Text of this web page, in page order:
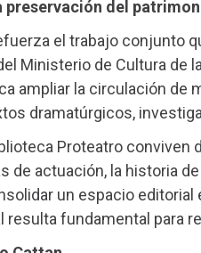
del
el trabajo conjunto
Ministerio de Cultura de
ampliar la circulación de
dramatúrgicos,
Proteatro conviven
de actuación, la historia
un espacio
fundamental para